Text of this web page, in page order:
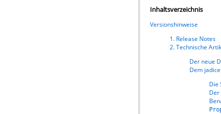
Inhaltsverzeichnis
Versionshinweise
1. Release Notes
2. Technische
Der neue
Dem
Die
Der